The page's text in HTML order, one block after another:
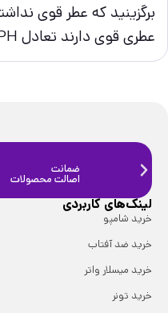
برگزینید که عطر قوی
عطری قوی دارند تعادل PH را تغییر می ‌دهند.
ضمانت
اصالت محصولات
لینک‌های کاربردی
خرید شامپو
خرید ضد آفتاب
خرید میسلار واتر
خرید تونر